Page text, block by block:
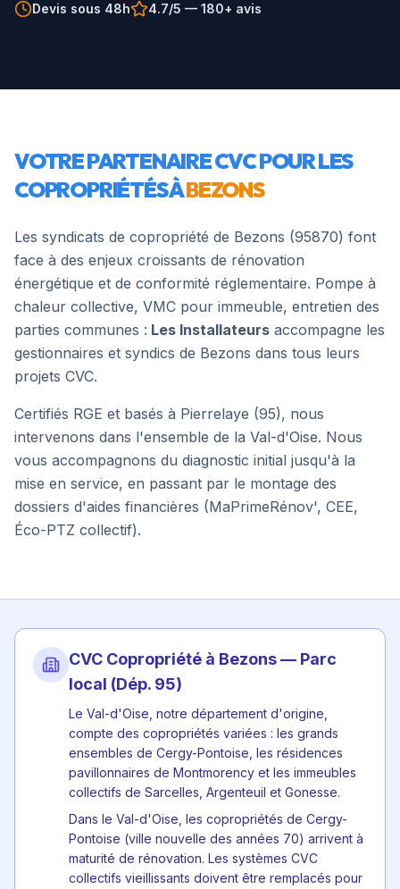
Devis sous 48h
4.7/5 — 180+ avis
VOTRE PARTENAIRE CVC POUR LES
COPROPRIÉTÉS ÀBEZONS
Les syndicats de copropriété de Bezons (95870) font
face à des enjeux croissants de rénovation
énergétique et de conformité réglementaire. Pompe à
chaleur collective, VMC pour immeuble, entretien des
parties communes : Les Installateurs accompagne les
gestionnaires et syndics de Bezons dans tous leurs
projets CVC.
Certifiés RGE et basés à Pierrelaye (95), nous
intervenons dans l'ensemble de la Val-d'Oise. Nous
vous accompagnons du diagnostic initial jusqu'à la
mise en service, en passant par le montage des
dossiers d'aides financières (MaPrimeRénov', CEE,
Éco-PTZ collectif).
CVC Copropriété à Bezons— Parc
local (Dép. 95)
Le Val-d'Oise, notre département d'origine,
compte des copropriétés variées : les grands
ensembles de Cergy-Pontoise, les résidences
pavillonnaires de Montmorency et les immeubles
collectifs de Sarcelles, Argenteuil et Gonesse.
Dans le Val-d'Oise, les copropriétés de Cergy-
Pontoise (ville nouvelle des années 70) arrivent à
maturité de rénovation. Les systèmes CVC
collectifs vieillissants doivent être remplacés pour